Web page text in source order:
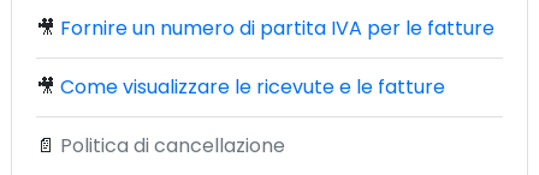
🎥 Fornire un numero di partita IVA per le fatture
🎥 Come visualizzare le ricevute e le fatture
📄 Politica di cancellazione